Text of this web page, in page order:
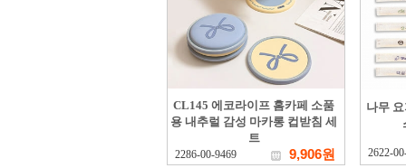
CL145 에코라이프 홈카페 소품
용 내추럴 감성 마카롱 컵받침 세
트
2286-00-9469 9,906원
나무
2622-